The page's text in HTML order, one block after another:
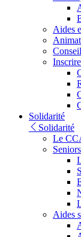
Aides
Solidarité
Solidarité
Le
Seniors
Aides